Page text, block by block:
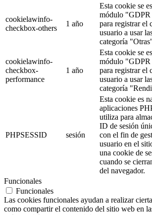
cookielawinfo-
checkbox-others
1 año
Esta cookie se
módulo "GDPR
para registrar el
usuario a usar
categoría
cookielawinfo-
checkbox-
performance
1 año
Esta cookie se
módulo "GDPR
para registrar el
usuario a usar
categoría
PHPSESSID sesión
Esta cookie es
aplicaciones
utiliza para
ID de sesión
con el fin de
usuario en el
una cookie de
cuando se
del navegador.
Funcionales
Funcionales
Las cookies funcionales ayudan a realizar
como compartir el contenido del sitio web en